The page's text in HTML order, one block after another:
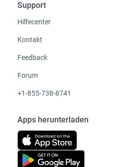
Support
Hilfecenter
Kontakt
Feedback
Forum
+1-855-738-8741
Apps herunterladen